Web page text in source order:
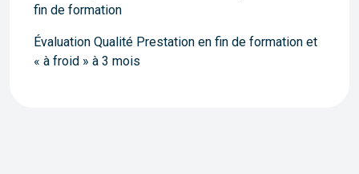
fin de formation
Évaluation Qualité Prestation en fin de formation et
« à froid » à 3 mois